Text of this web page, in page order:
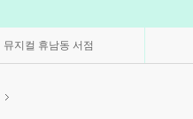
뮤지컬 휴남동 서점